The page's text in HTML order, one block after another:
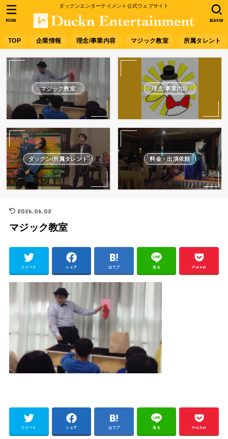
ダックンエンターテイメント公式ウェブサイト
TOP 企業情報 理念/事業内容 マジック教室 所属タレント
SEARCH
MENU
マジック教室 理念/事業内容
ダックン/所属タレント 料金・出演依頼
2026.06.02
マジック教室
ツイート シェア はてブ 送る Pocket
ツイート シェア はてブ 送る Pocket